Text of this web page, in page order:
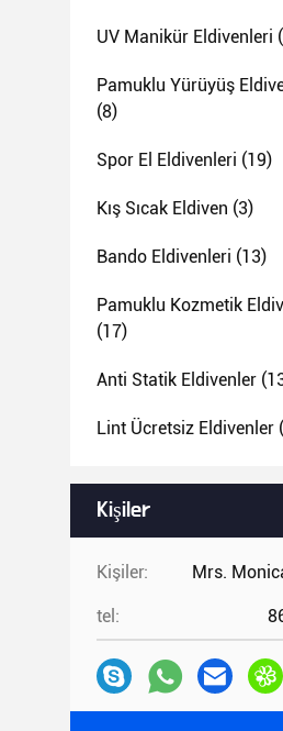
UV Manikür Eldivenleri
Pamuklu Yürüyüş
(8)
Spor El Eldivenleri (19)
Kış Sıcak Eldiven (3)
Bando Eldivenleri (13)
Pamuklu Kozmetik
(17)
Anti Statik Eldivenler
Lint Ücretsiz Eldivenler
Kişiler
Kişiler: Mrs.
tel: